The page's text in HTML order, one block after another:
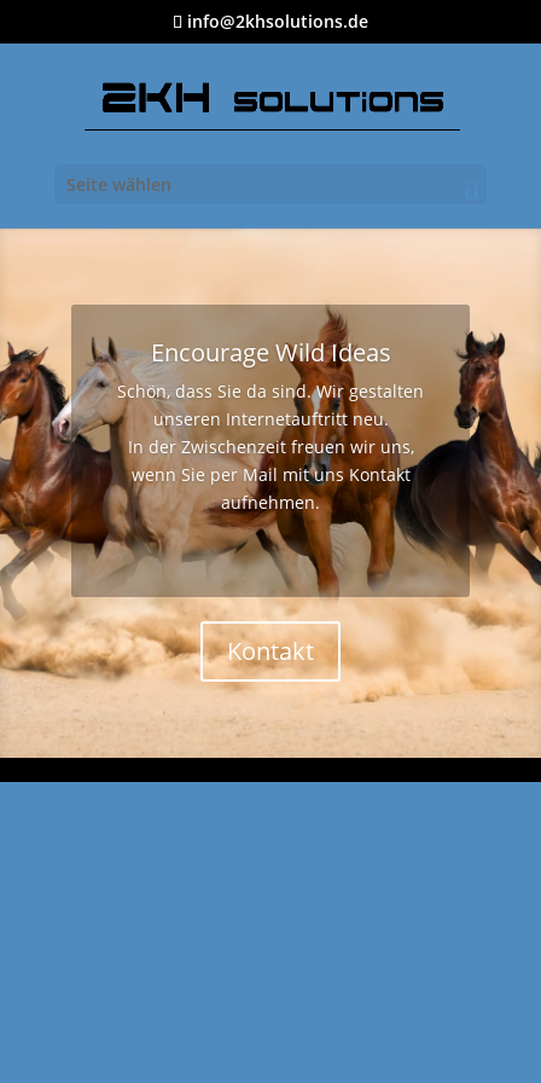
info@2khsolutions.de
Seite wählen
Encourage Wild Ideas
Schön, dass Sie da sind. Wir gestalten
unseren Internetauftritt neu.
In der Zwischenzeit freuen wir uns,
wenn Sie per Mail mit uns Kontakt
aufnehmen.
Kontakt